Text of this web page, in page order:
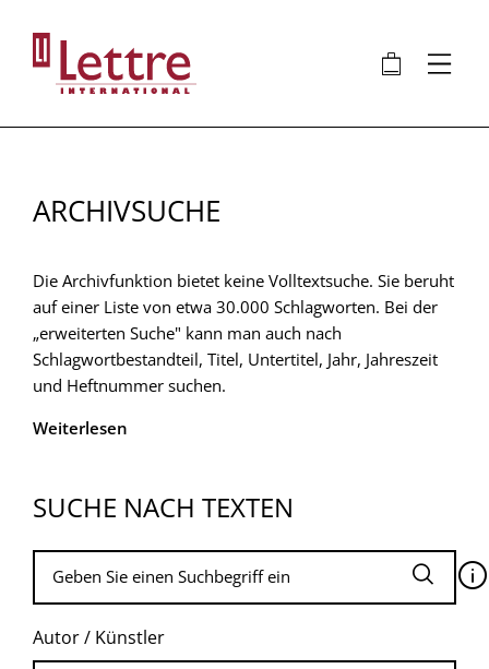
Inhalt
🛍 ⋮
ARCHIVSUCHE
Die Archivfunktion bietet keine Volltextsuche. Sie beruht
auf einer Liste von etwa 30.000 Schlagworten. Bei der
„erweiterten Suche" kann man auch nach
Schlagwortbestandteil, Titel, Untertitel, Jahr, Jahreszeit
und Heftnummer suchen.
Weiterlesen
SUCHE NACH TEXTEN
🛈
Autor / Künstler